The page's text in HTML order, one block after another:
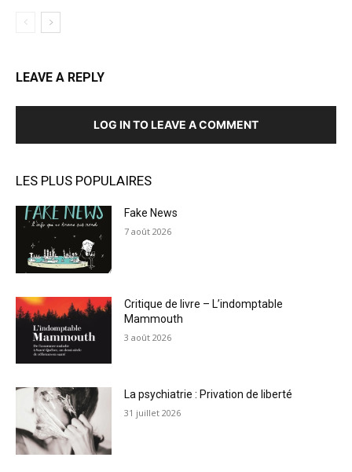
LEAVE A REPLY
LOG IN TO LEAVE A COMMENT
LES PLUS POPULAIRES
Fake News
7 août 2026
Critique de livre – L’indomptable
Mammouth
3 août 2026
La psychiatrie : Privation de liberté
31 juillet 2026